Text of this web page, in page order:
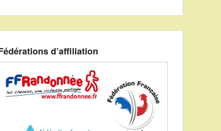
d’affiliation